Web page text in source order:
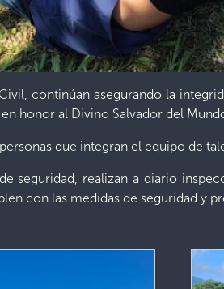
continúan asegurando la
honor al Divino Salvador del
que integran el equipo de
seguridad, realizan a diario
con las medidas de seguridad y